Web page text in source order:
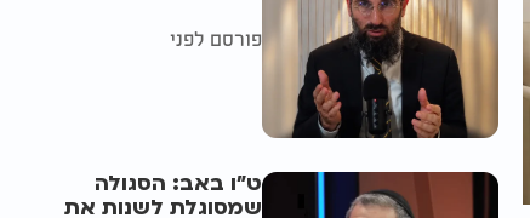
פורסם לפני
ט"ו באב: הסגולה
שמסוגלת לשנות את